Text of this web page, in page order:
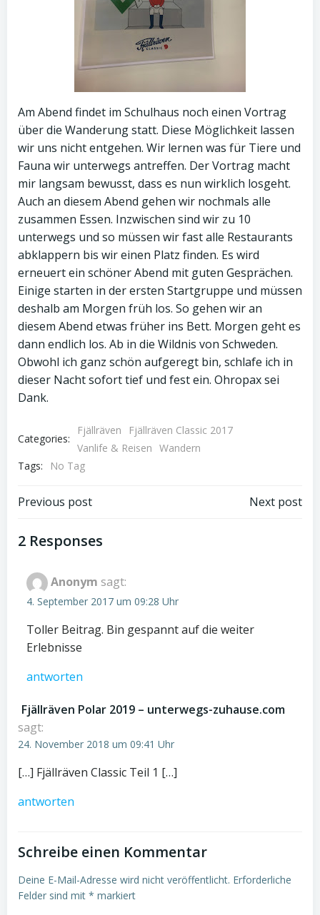
Am Abend findet im Schulhaus noch einen Vortrag
über die Wanderung statt. Diese Möglichkeit lassen
wir uns nicht entgehen. Wir lernen was für Tiere und
Fauna wir unterwegs antreffen. Der Vortrag macht
mir langsam bewusst, dass es nun wirklich losgeht.
Auch an diesem Abend gehen wir nochmals alle
zusammen Essen. Inzwischen sind wir zu 10
unterwegs und so müssen wir fast alle Restaurants
abklappern bis wir einen Platz finden. Es wird
erneuert ein schöner Abend mit guten Gesprächen.
Einige starten in der ersten Startgruppe und müssen
deshalb am Morgen früh los. So gehen wir an
diesem Abend etwas früher ins Bett. Morgen geht es
dann endlich los. Ab in die Wildnis von Schweden.
Obwohl ich ganz schön aufgeregt bin, schlafe ich in
dieser Nacht sofort tief und fest ein. Ohropax sei
Dank.
Categories:
Fjällräven
Fjällräven Classic 2017
Vanlife & Reisen Wandern
Tags:
No Tag
Post
navigation
Previous post Next post
2 Responses
Anonym sagt:
4. September 2017 um 09:28 Uhr
Toller Beitrag. Bin gespannt auf die weiter
Erlebnisse
antworten
Fjällräven Polar 2019 – unterwegs-zuhause.com
sagt:
24. November 2018 um 09:41 Uhr
[…] Fjällräven Classic Teil 1 […]
antworten
Schreibe einen Kommentar
Deine E-Mail-Adresse wird nicht veröffentlicht. Erforderliche
Felder sind mit * markiert